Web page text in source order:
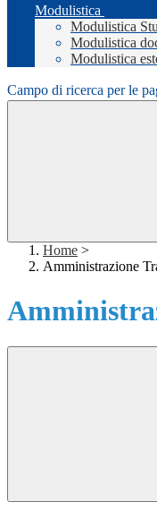
Modulistica
Modulistica
Modulistica
Modulistica
Campo di ricerca per le
Home >
Amministrazione